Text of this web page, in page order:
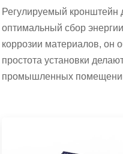
Регулируемый кронштейн
оптимальный сбор
коррозии материалов, он
простота установки
промышленных